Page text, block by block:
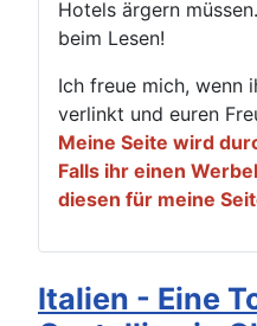
Hotels ärgern
beim Lesen!
Ich freue mich, wenn
verlinkt und euren
Meine Seite wird
Falls ihr einen
diesen für meine
Italien - Eine